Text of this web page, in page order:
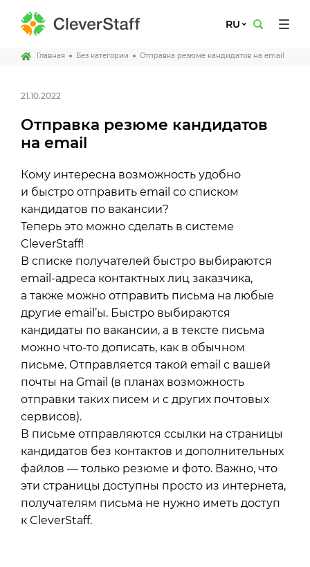
RU
Главная Без категории Отправка резюме кандидатов на email
21.10.2022
Отправка резюме кандидатов
на email
Кому интересна возможность удобно
и быстро отправить email со списком
кандидатов по вакансии?
Теперь это можно сделать в системе
CleverStaff!
В списке получателей быстро выбираются
email-адреса контактных лиц заказчика,
а также можно отправить письма на любые
другие email’ы. Быстро выбираются
кандидаты по вакансии, а в тексте письма
можно что-то дописать, как в обычном
письме. Отправляется такой email с вашей
почты на Gmail (в планах возможность
отправки таких писем и с других почтовых
сервисов).
В письме отправляются ссылки на страницы
кандидатов без контактов и дополнительных
файлов — только резюме и фото. Важно, что
эти страницы доступны просто из интернета,
получателям письма не нужно иметь доступ
к CleverStaff.